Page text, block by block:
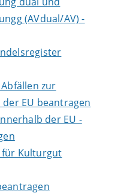
(AVdual/AV) -
zur
EU beantragen
der EU -
Kulturgut